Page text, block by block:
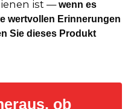
ist —wenn es
wertvollen Erinnerungen
Sie dieses Produkt
ob